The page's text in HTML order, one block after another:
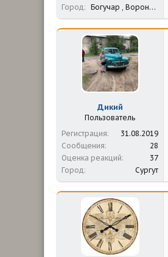
Город
Богучар , Воронежская обл.
Дикий
Пользователь
Регистрация
31.08.2019
Сообщения
28
Оценка реакций
37
Город
Сургут